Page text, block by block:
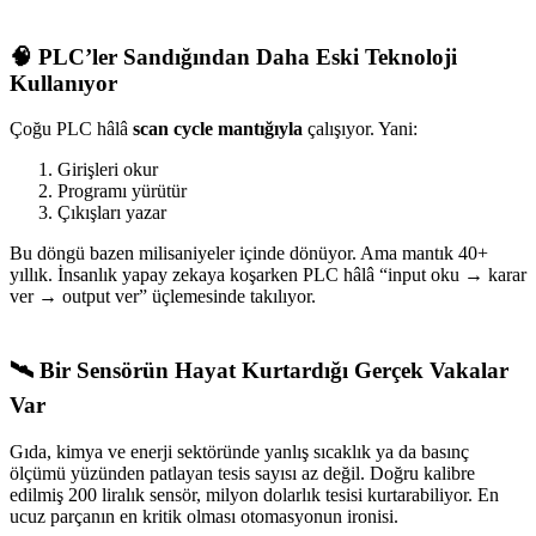
🧠 PLC’ler Sandığından Daha Eski Teknoloji
Kullanıyor
Çoğu PLC hâlâ scan cycle mantığıyla çalışıyor. Yani:
Girişleri okur
Programı yürütür
Çıkışları yazar
Bu döngü bazen milisaniyeler içinde dönüyor. Ama mantık 40+
yıllık. İnsanlık yapay zekaya koşarken PLC hâlâ “input oku → karar
ver → output ver” üçlemesinde takılıyor.
🛰️ Bir Sensörün Hayat Kurtardığı Gerçek Vakalar
Var
Gıda, kimya ve enerji sektöründe yanlış sıcaklık ya da basınç
ölçümü yüzünden patlayan tesis sayısı az değil. Doğru kalibre
edilmiş 200 liralık sensör, milyon dolarlık tesisi kurtarabiliyor. En
ucuz parçanın en kritik olması otomasyonun ironisi.